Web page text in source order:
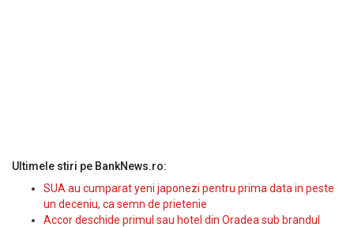
Ultimele stiri pe BankNews.ro:
SUA au cumparat yeni japonezi pentru prima data in peste
un deceniu, ca semn de prietenie
Accor deschide primul sau hotel din Oradea sub brandul